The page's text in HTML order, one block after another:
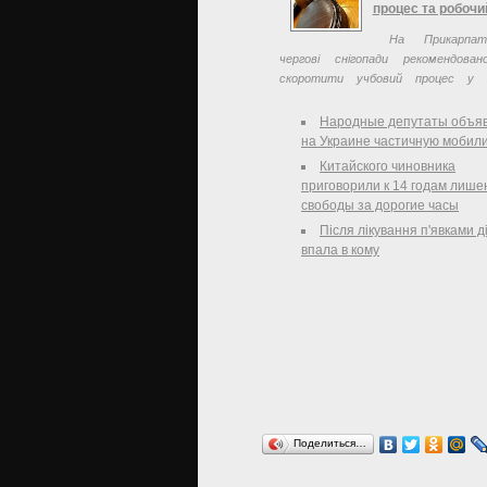
юридических ...
процес та
На
чергові снігопади
скоротити учбовий процес у
Народные депутаты
на Украине частичную
Китайского чиновника
приговорили к 14 годам
свободы за дорогие часы
Після лікування п'явками
впала в кому
Поделиться…